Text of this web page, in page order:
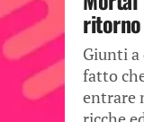
Giunti
fatto
entrare